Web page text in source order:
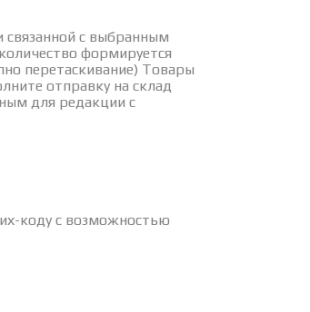
с выбранным
формируется
перетаскивание) Товары
отправку на склад
для редакции с
коду с возможностью